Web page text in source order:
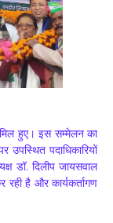
हुए। इस सम्मेलन का
पदाधिकारियों
डॉ. दिलीप जायसवाल
रही है और कार्यकर्तागण